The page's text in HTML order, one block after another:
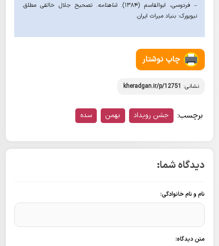
– فردوسی، ابوالقاسم (۱۳۸۴). شاهنامه. تصحیح جلال خالقی مطلق.
نیویورک: بنیاد میراث ایران.
چاپ نوشتار
نشانی: kheradgan.ir/p/12751
برچسب: جشن رویداد بهمن سده
دیدگاه شما:
نام و نام خانوادگی:
متن دیدگاه: